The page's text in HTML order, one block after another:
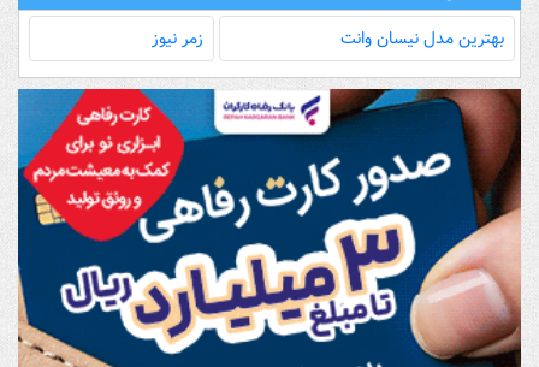
بهترین مدل‌ نیسان وانت زمر نیوز